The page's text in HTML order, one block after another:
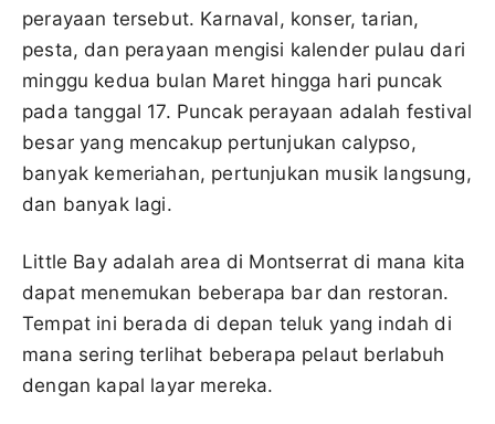
perayaan tersebut. Karnaval, konser, tarian,
pesta, dan perayaan mengisi kalender pulau dari
minggu kedua bulan Maret hingga hari puncak
pada tanggal 17. Puncak perayaan adalah festival
besar yang mencakup pertunjukan calypso,
banyak kemeriahan, pertunjukan musik langsung,
dan banyak lagi.
Little Bay adalah area di Montserrat di mana kita
dapat menemukan beberapa bar dan restoran.
Tempat ini berada di depan teluk yang indah di
mana sering terlihat beberapa pelaut berlabuh
dengan kapal layar mereka.